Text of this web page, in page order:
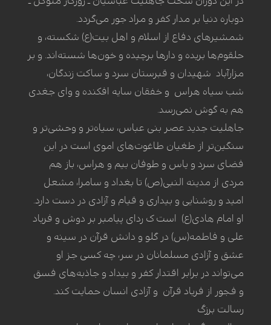
دوباره دنیا بر مدار کفر و مراد جور می‌گردد.
شمشیرهای دفاع از اسلام و اهل بیت(ع) شکسته، و
حلقوم‌ها بریده و دارها برچیده و خون‌ها شسته‌اند. و بر
مزارآباد شهیدان و قبرستان سرد و ساکت زندگان،
شب سیاه هراس و خفقان سایه افکنده و وای جغدی
هم به گوش نمی‌رسد.
جاهلیت جدید عصر بنی عباس، سیاه‌تر و وحشی‌تر و
سنگین‌تر از طغیان طاغوت‌های اموی است در این
فضای سرد و یاس و طوفان بیم و هراس، باز هم
مردی از مدینه النبی(ص) تا بغداد و سامرا، مشعل
امید و روشنایی و بیداری و قیام و آزادی در دست دارد.
او امام هادی(ع) است ک ردای پیامبر بر دوش و فریاد
علی و فاطمه(س) در گلو و دانش قرآن در سینه و
عشق و آزادی مسلمانان در سر، چه کسی جز او
می‌تواند در برابر اقتدار کفر و بیداد و جاذبه‌های فسق
و فجور از فریاد قرآن و آزادی انسان‌ حمایت کند.
رسالت برزگ